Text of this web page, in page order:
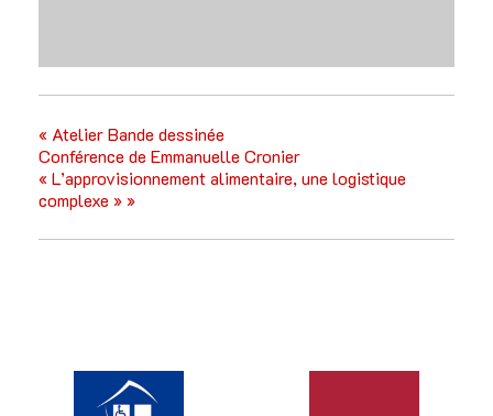
« Atelier Bande dessinée
Conférence de Emmanuelle Cronier
« L’approvisionnement alimentaire, une logistique
complexe » »